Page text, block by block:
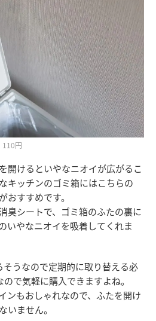
110円
開けるといやなニオイが広がるこ
キッチンのゴミ箱にはこちらの
おすすめです。
臭シートで、ゴミ箱のふたの裏に
いやなニオイを吸着してくれま
うなので定期的に取り替える必
で気軽に購入できますよね。
ンもおしゃれなので、ふたを開け
いません。